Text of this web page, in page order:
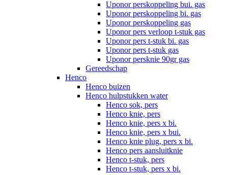
Uponor perskoppeling bui. gas
Uponor perskoppeling bi. gas
Uponor perskoppeling gas
Uponor pers verloop t-stuk gas
Uponor pers t-stuk bi. gas
Uponor pers t-stuk gas
Uponor persknie 90gr gas
Gereedschap
Henco
Henco buizen
Henco hulpstukken water
Henco sok, pers
Henco knie, pers
Henco knie, pers x bi.
Henco knie, pers x bui.
Henco knie plug, pers x bi.
Henco pers aansluitknie
Henco t-stuk, pers
Henco t-stuk, pers x bi.